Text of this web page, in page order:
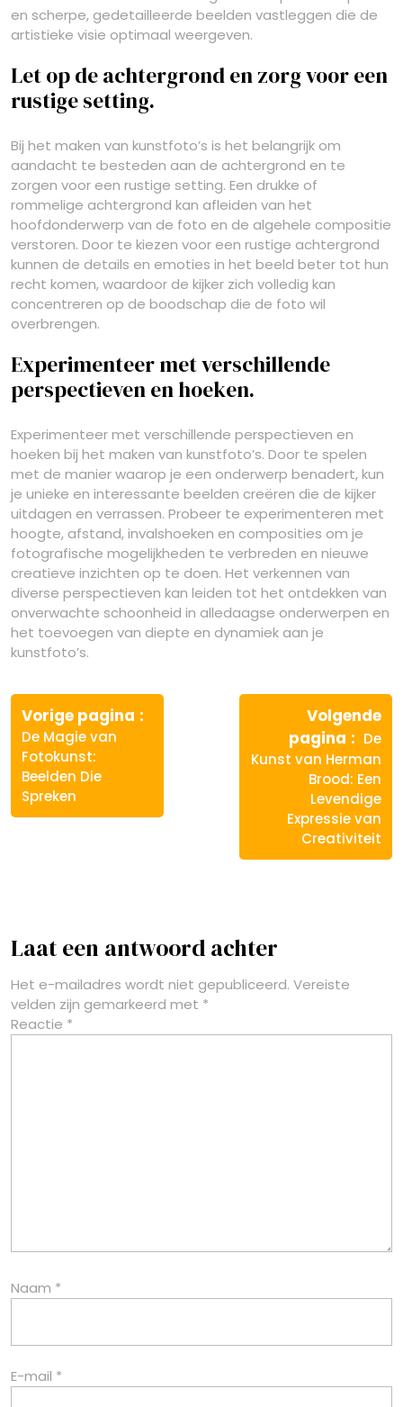
en scherpe, gedetailleerde beelden vastleggen die de
artistieke visie optimaal weergeven.
Let op de achtergrond en zorg voor een
rustige setting.
Bij het maken van kunstfoto’s is het belangrijk om
aandacht te besteden aan de achtergrond en te
zorgen voor een rustige setting. Een drukke of
rommelige achtergrond kan afleiden van het
hoofdonderwerp van de foto en de algehele compositie
verstoren. Door te kiezen voor een rustige achtergrond
kunnen de details en emoties in het beeld beter tot hun
recht komen, waardoor de kijker zich volledig kan
concentreren op de boodschap die de foto wil
overbrengen.
Experimenteer met verschillende
perspectieven en hoeken.
Experimenteer met verschillende perspectieven en
hoeken bij het maken van kunstfoto’s. Door te spelen
met de manier waarop je een onderwerp benadert, kun
je unieke en interessante beelden creëren die de kijker
uitdagen en verrassen. Probeer te experimenteren met
hoogte, afstand, invalshoeken en composities om je
fotografische mogelijkheden te verbreden en nieuwe
creatieve inzichten op te doen. Het verkennen van
diverse perspectieven kan leiden tot het ontdekken van
onverwachte schoonheid in alledaagse onderwerpen en
het toevoegen van diepte en dynamiek aan je
kunstfoto’s.
Berichtnavigatie
Vorige pagina
De Magie van
Fotokunst:
Beelden Die
Spreken
Volgende
pagina
De
Kunst van Herman
Brood: Een
Levendige
Expressie van
Creativiteit
Laat een antwoord achter
Het e-mailadres wordt niet gepubliceerd. Vereiste
velden zijn gemarkeerd met *
Reactie *
Naam *
E-mail *